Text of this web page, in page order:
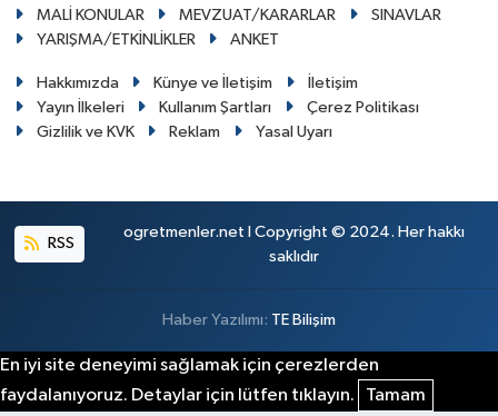
MALİ KONULAR
MEVZUAT/KARARLAR
SINAVLAR
YARIŞMA/ETKİNLİKLER
ANKET
Hakkımızda Künye ve İletişim
İletişim
Yayın İlkeleri
Kullanım Şartları
Çerez Politikası
Gizlilik ve KVK
Reklam Yasal Uyarı
RSS
ogretmenler.net I Copyright © 2024. Her hakkı
saklıdır
Haber Yazılımı: TE Bilişim
En iyi site deneyimi sağlamak için çerezlerden
faydalanıyoruz. Detaylar için lütfen tıklayın.
Tamam